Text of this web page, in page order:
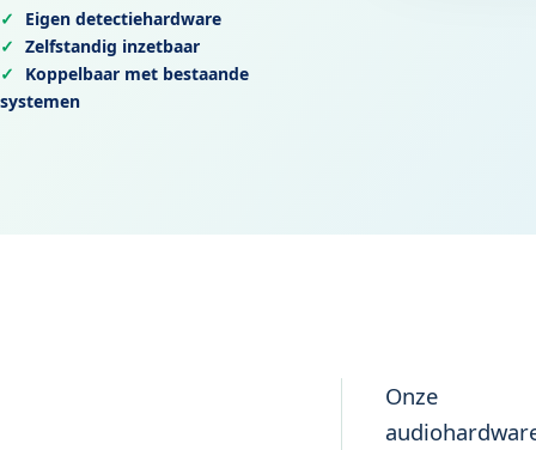
Eigen detectiehardware
Zelfstandig inzetbaar
Koppelbaar met bestaande
systemen
Onze